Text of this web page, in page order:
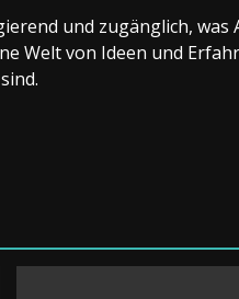
und zugänglich,
Welt von Ideen und